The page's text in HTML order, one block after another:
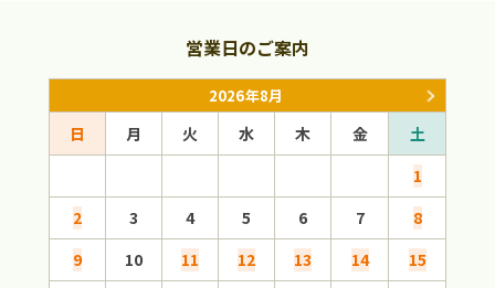
営業日のご案内
2026年8月
日 月 火 水 木 金
土
1
2
3 4 5 6 7
8
9
10 11 12 13 14
15